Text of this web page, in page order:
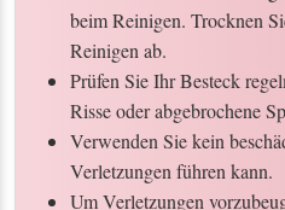
beim Reinigen. Trocknen
Reinigen ab.
Prüfen Sie Ihr Besteck
Risse oder abgebrochene
Verwenden Sie kein
Verletzungen führen kann.
Um Verletzungen